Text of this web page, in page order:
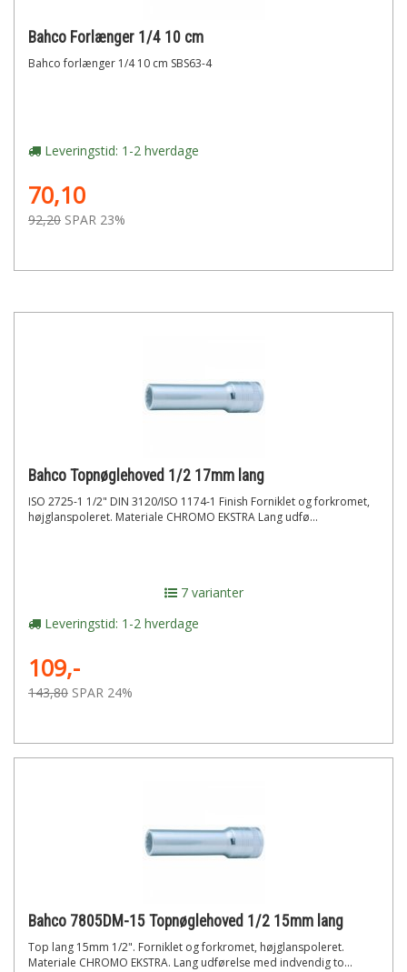
Bahco Forlænger 1/4 10 cm
Bahco forlænger 1/4 10 cm SBS63-4
Leveringstid: 1-2 hverdage
70,10
92,20 SPAR 23%
Bahco Topnøglehoved 1/2 17mm lang
ISO 2725-1 1/2" DIN 3120/ISO 1174-1 Finish Forniklet og forkromet,
højglanspoleret. Materiale CHROMO EKSTRA Lang udfø...
7 varianter
Leveringstid: 1-2 hverdage
109,-
143,80 SPAR 24%
Bahco 7805DM-15 Topnøglehoved 1/2 15mm lang
Top lang 15mm 1/2". Forniklet og forkromet, højglanspoleret.
Materiale CHROMO EKSTRA. Lang udførelse med indvendig to...